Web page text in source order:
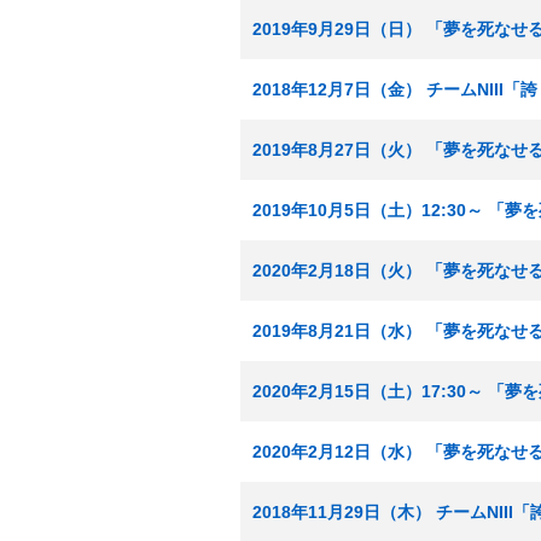
2019年9月29日（日） 「夢を死なせ
2018年12月7日（金） チームNIII「
2019年8月27日（火） 「夢を死なせ
2019年10月5日（土）12:30～ 「夢
2020年2月18日（火） 「夢を死なせ
2019年8月21日（水） 「夢を死なせ
2020年2月15日（土）17:30～ 「夢
2020年2月12日（水） 「夢を死なせ
2018年11月29日（木） チームNIII「